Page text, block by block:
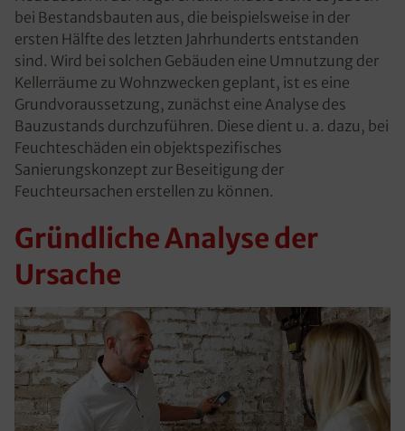
bei Bestandsbauten aus, die beispielsweise in der
ersten Hälfte des letzten Jahrhunderts entstanden
sind. Wird bei solchen Gebäuden eine Umnutzung der
Kellerräume zu Wohnzwecken geplant, ist es eine
Grundvoraussetzung, zunächst eine Analyse des
Bauzustands durchzuführen. Diese dient u. a. dazu, bei
Feuchteschäden ein objektspezifisches
Sanierungskonzept zur Beseitigung der
Feuchteursachen erstellen zu können.
Gründliche Analyse der
Ursache